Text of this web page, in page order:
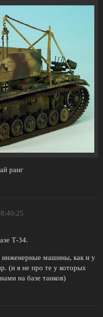
ранг
Т-34.
инженерные машины, как и у
(и я не про те у которых
на базе танков)